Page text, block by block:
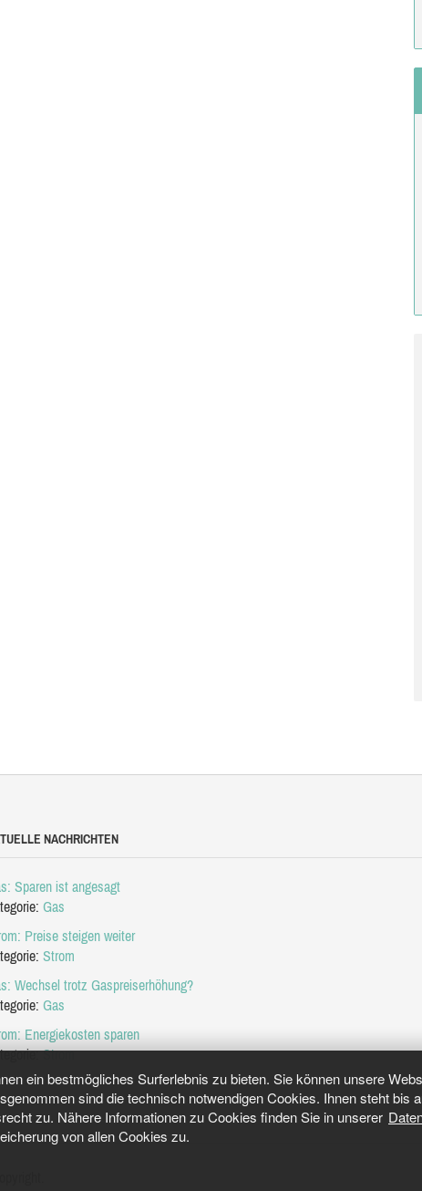
ein bestmögliches Surferlebnis zu bieten. Sie können unsere
sind die technisch notwendigen Cookies. Ihnen steht bis
zu. Nähere Informationen zu Cookies finden Sie in unserer
von allen Cookies zu.
NACHRICHTEN
Sparen ist angesagt
Gas
Preise steigen weiter
Strom
Wechsel trotz Gaspreiserhöhung?
Gas
Energiekosten sparen
Strom